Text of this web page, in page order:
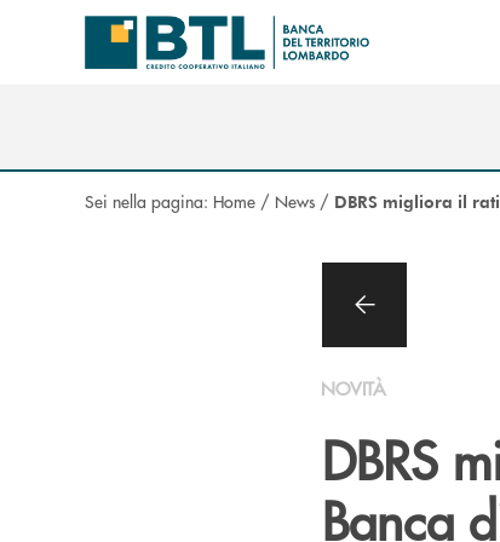
Salta al contenuto principale
Sei nella pagina: Home / News / DBRS migliora il
NOVITÀ
DBRS
Banca